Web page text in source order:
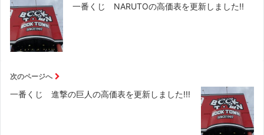
一番くじ NARUTOの高価表を更新しました!!
次のページへ
一番くじ 進撃の巨人の高価表を更新しました!!!